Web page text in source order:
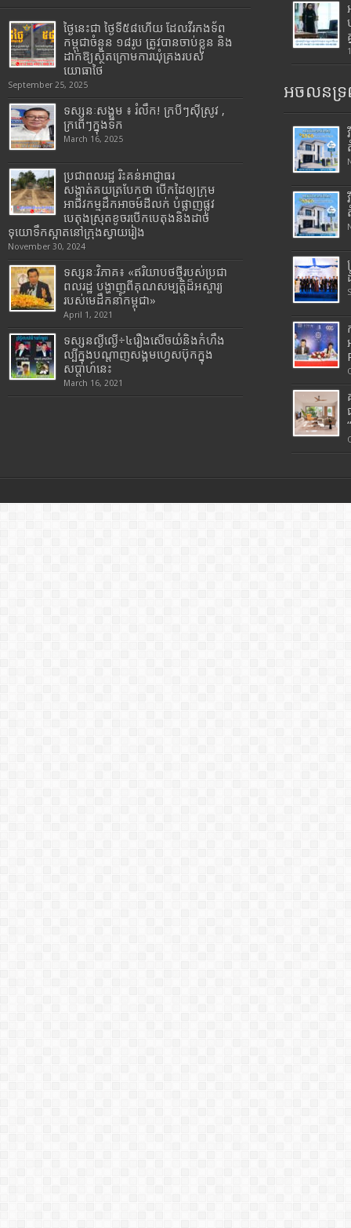
ថ្ងៃនេះជា ថ្ងៃទី៥៨ហើយ ដែលវីរកងទ័ព
កម្ពុជាចំនួន ១៨រូប ត្រូវបានចាប់ខ្លួន និង
ដាក់ឱ្យស្ថិតក្រោមការឃុំគ្រងរបស់
យោធាថៃ
September 25, 2025
ទស្សនៈសង្គម ៖ រំលឹក! ក្របីៗស៊ីស្រូវ ,
ក្រពើៗក្នុងទឹក
March 16, 2025
ប្រជាពលរដ្ឋ រិះគន់អាជ្ញាធរ
សង្កាត់គយត្របែកថា បើកដៃឲ្យក្រុម
អាជីវកម្មដឹកអាចម៍ដីលក់ បំផ្លាញផ្លូវ
បេតុងស្រុតខូចរបើកបេតុងនិងដាច់
ទុយោទឹកស្អាតនៅក្រុងស្វាយរៀង
November 30, 2024
ទស្សនៈវិភាគ៖ «ឥរិយាបថថ្មីរបស់ប្រជា
ពលរដ្ឋ បង្ហាញពីគុណសម្បត្តិដ៏អស្ចារ្យ
របស់មេដឹកនាំកម្ពុជា»
April 1, 2021
ទស្សនល្ងីល្ងើ÷៤រឿងសើចយំនិងកំហឹង
ល្បីក្នុងបណ្តាញសង្គមហ្វេសប៊ុកក្នុង
សប្តាហ៍នេះ
March 16, 2021
អចលនទ្រ